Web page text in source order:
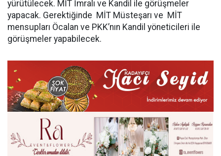
yürütülecek. MİT İmralı ve Kandil ile görüşmeler
yapacak. Gerektiğinde MİT Müsteşarı ve MİT
mensupları Öcalan ve PKK’nın Kandil yöneticileri ile
görüşmeler yapabilecek.